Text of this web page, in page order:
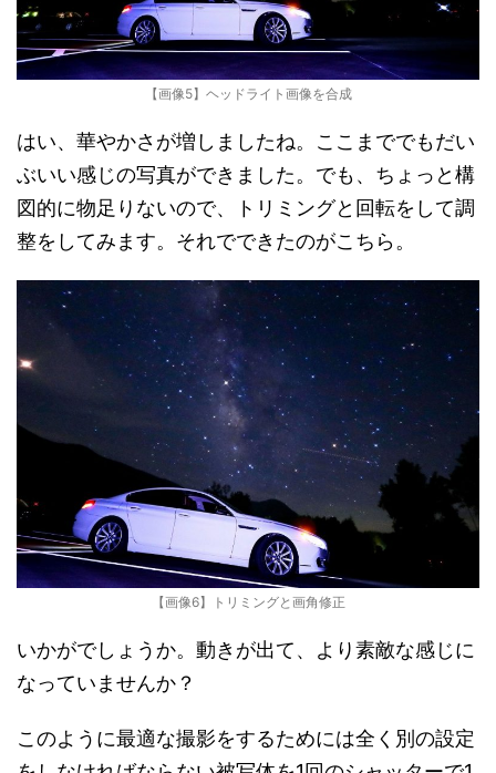
【画像5】ヘッドライト画像を合成
はい、華やかさが増しましたね。ここまででもだい
ぶいい感じの写真ができました。でも、ちょっと構
図的に物足りないので、トリミングと回転をして調
整をしてみます。それでできたのがこちら。
【画像6】トリミングと画角修正
いかがでしょうか。動きが出て、より素敵な感じに
なっていませんか？
このように最適な撮影をするためには全く別の設定